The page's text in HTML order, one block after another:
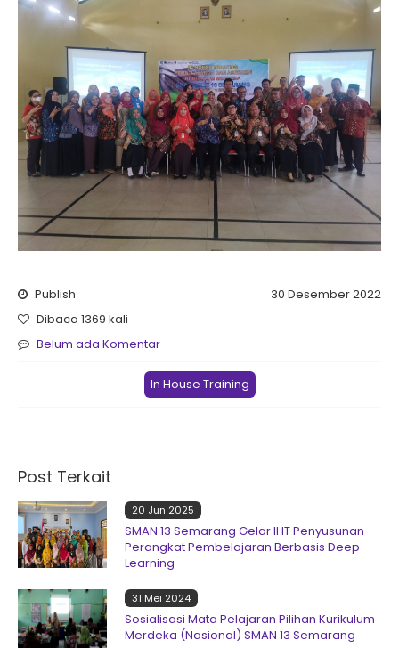
Publish
30 Desember 2022
Dibaca 1369 kali
Belum ada Komentar
In House Training
Post Terkait
20 Jun 2025
SMAN 13 Semarang Gelar IHT Penyusunan
Perangkat Pembelajaran Berbasis Deep
Learning
31 Mei 2024
Sosialisasi Mata Pelajaran Pilihan Kurikulum
Merdeka (Nasional) SMAN 13 Semarang